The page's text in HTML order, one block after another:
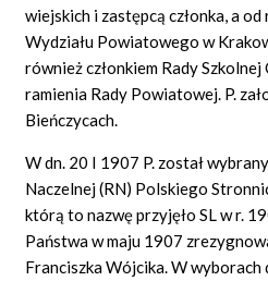
wiejskich i zastępcą członka, a od
Wydziału Powiatowego w
również członkiem Rady
ramienia Rady Powiatowej. P.
Bieńczycach.
W dn. 20 I 1907 P. został
Naczelnej (RN) Polskiego
którą to nazwę przyjęło SL w r.
Państwa w maju 1907
Franciszka Wójcika. W wyborach